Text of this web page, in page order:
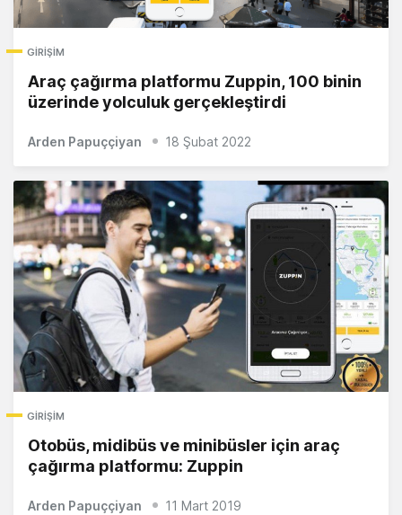
GIRIŞIM
Araç çağırma platformu Zuppin, 100 binin
üzerinde yolculuk gerçekleştirdi
Arden Papuççiyan 18 Şubat 2022
GIRIŞIM
Otobüs, midibüs ve minibüsler için araç
çağırma platformu: Zuppin
Arden Papuççiyan 11 Mart 2019